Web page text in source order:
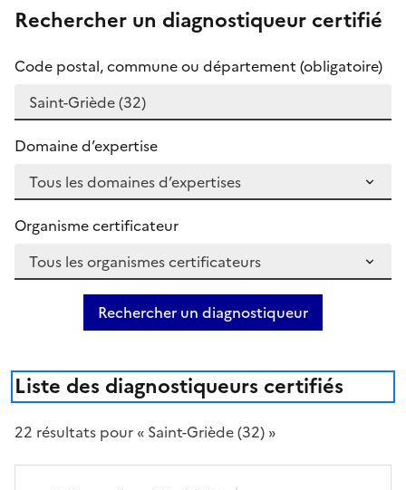
Rechercher un diagnostiqueur certifié
Code postal, commune ou département (obligatoire)
Domaine d’expertise
Organisme certificateur
Rechercher un diagnostiqueur
Liste des diagnostiqueurs certifiés
22 résultats pour « Saint-Griède (32) »